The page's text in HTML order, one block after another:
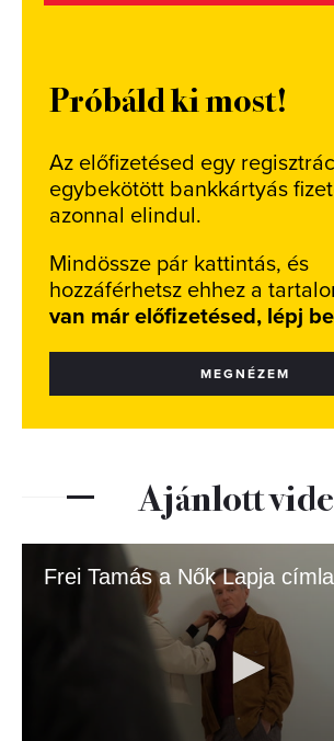
Próbáld ki most!
Az előfizetésed egy
egybekötött bankkártyás
azonnal elindul.
Mindössze pár kattintás, és
hozzáférhetsz ehhez a
van már előfizetésed, lépj be
MEGNÉZEM
Ajánlott
Frei Tamás a Nők Lapja